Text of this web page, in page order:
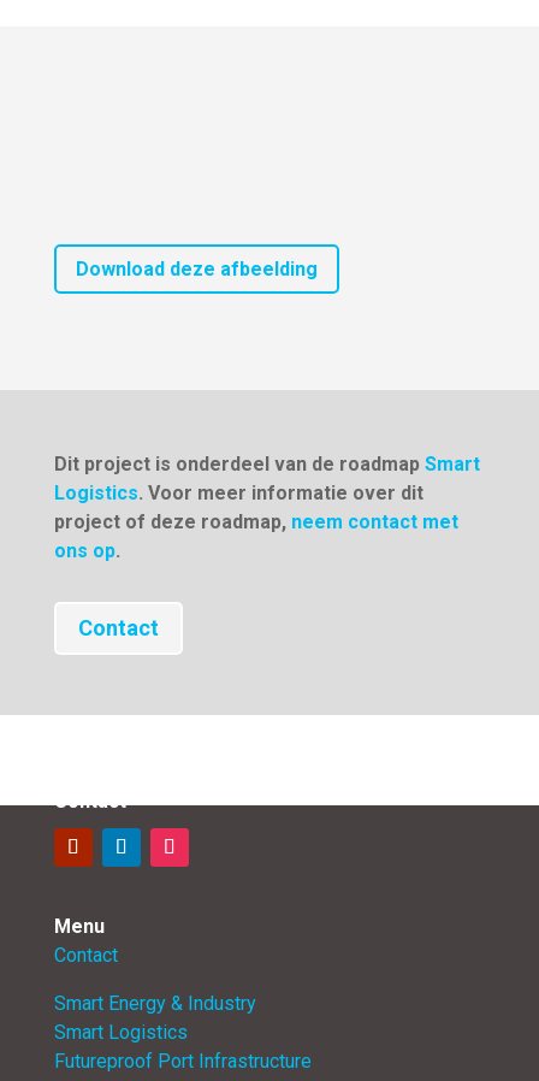
Download deze afbeelding
Dit project is onderdeel van de roadmap Smart
Logistics. Voor meer informatie over dit
project of deze roadmap, neem contact met
ons op.
Contact
Contact
Menu
Contact
Smart Energy & Industry
Smart Logistics
Futureproof Port Infrastructure